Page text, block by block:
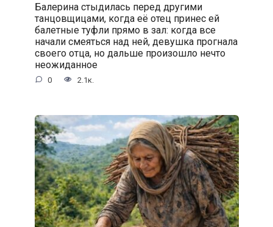
Балерина стыдилась перед другими
танцовщицами, когда её отец принес ей
балетные туфли прямо в зал: когда все
начали смеяться над ней, девушка прогнала
своего отца, но дальше произошло нечто
неожиданное
0 2.1к.